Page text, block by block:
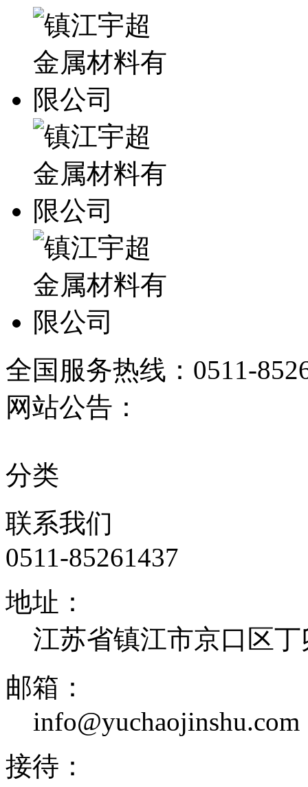
全国服务热线： 0511-
网站公告：
分类
联系我们
0511-85261437
地址：
江苏省镇江市京口区丁
邮箱：
info@yuchaojinshu.com
接待：